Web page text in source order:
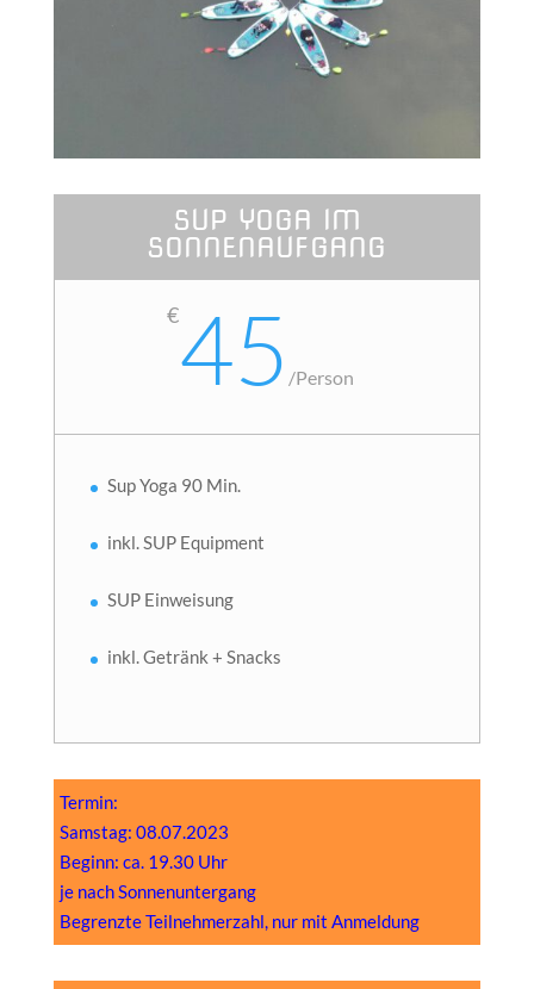
SUP YOGA IM
SONNENAUFGANG
€45 /Person
Sup Yoga 90 Min.
inkl. SUP Equipment
SUP Einweisung
inkl. Getränk + Snacks
Termin:
Samstag: 08.07.2023
Beginn: ca. 19.30 Uhr
je nach Sonnenuntergang
Begrenzte Teilnehmerzahl, nur mit Anmeldung